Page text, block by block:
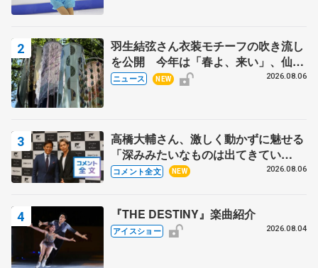
羽生結弦さん衣装モチーフの吹き流し
を公開 今年は「春よ、来い」、仙台
の瑞鳳殿
ニュース NEW 2026.08.06
高橋大輔さん、激しく動かずに魅せる
「深みみたいなものは出てきてい
る？」 〝兄さん〟と慕うレジェンド
コメント全文 NEW 2026.08.06
『THE DESTINY』楽曲紹介
アイスショー 2026.08.04